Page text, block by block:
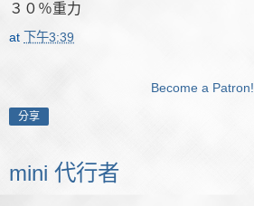
３０％重力
at 下午3:39
Become a Patron!
分享
mini 代行者